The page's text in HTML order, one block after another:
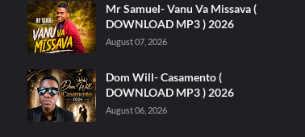
Mr Samuel- Vanu Va Missava (
DOWNLOAD MP3 ) 2026
August 07, 2026
Dom Will- Casamento (
DOWNLOAD MP3 ) 2026
August 06, 2026